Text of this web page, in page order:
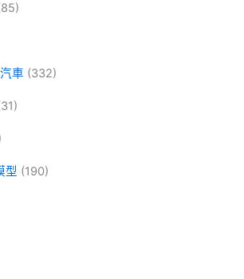
車 (332)
型 (190)